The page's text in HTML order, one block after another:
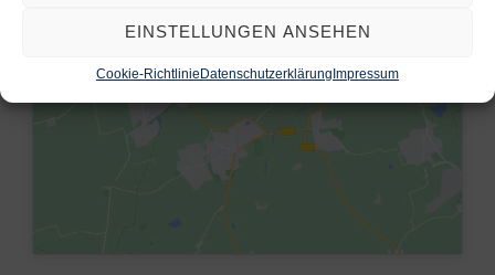
EINSTELLUNGEN ANSEHEN
Cookie-RichtlinieDatenschutzerklärungImpressum